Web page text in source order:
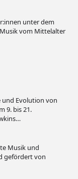
unter dem
vom Mittelalter
und Evolution von
9. bis 21.
Musik und
gefördert von